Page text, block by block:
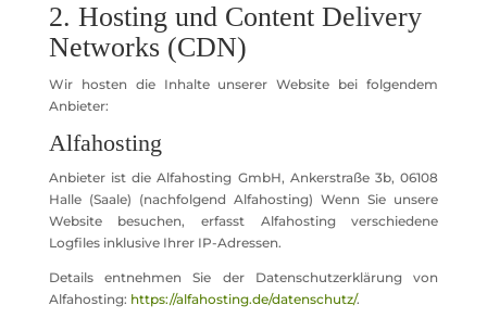
2. Hosting und Content Delivery
Networks (CDN)
Wir hosten die Inhalte unserer Website bei folgendem
Anbieter:
Alfahosting
Anbieter ist die Alfahosting GmbH, Ankerstraße 3b, 06108
Halle (Saale) (nachfolgend Alfahosting) Wenn Sie unsere
Website besuchen, erfasst Alfahosting verschiedene
Logfiles inklusive Ihrer IP-Adressen.
Details entnehmen Sie der Datenschutzerklärung von
Alfahosting: https://alfahosting.de/datenschutz/.